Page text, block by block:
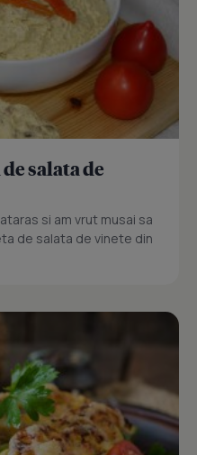
salata de
si am vrut musai sa
de salata de vinete din